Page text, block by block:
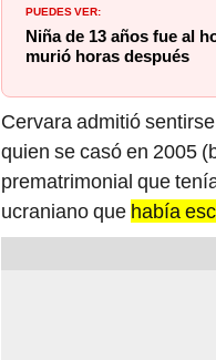
PUEDES VER:
Niña de 13 años fue al
murió horas después
Cervara admitió
quien se casó en 2005
prematrimonial que
ucraniano que había